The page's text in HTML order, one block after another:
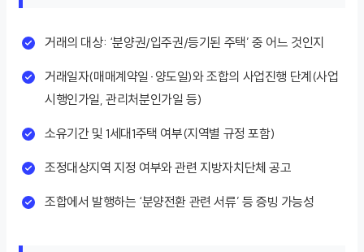
거래의 대상: ‘분양권/입주권/등기된 주택’ 중 어느 것인지
거래일자(매매계약일·양도일)와 조합의 사업진행 단계(사업
시행인가일, 관리처분인가일 등)
소유기간 및 1세대1주택 여부(지역별 규정 포함)
조정대상지역 지정 여부와 관련 지방자치단체 공고
조합에서 발행하는 ‘분양전환 관련 서류’ 등 증빙 가능성